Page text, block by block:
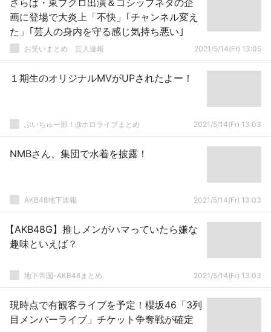
さらば・東ブクロ出演＆ゴシップネタの企
画に登場で大炎上「不快」｢チャンネル変え
た」｢芸人の身内を守る感じ気持ち悪い｣
お笑いまとめ 芸人速報 2021/5/14(Fr) 13:05
１期生のオリジナルMVがUPされたよー！
ぶいちゅー部！@ホロライブまとめ 2021/5/14(Fr) 13:03
NMBさん、集団で水着を披露！
AKB48地下速報 2021/5/14(Fr) 13:03
【AKB48G】推しメンがハマっていたら嫌な
趣味といえば？
地下帝国-AKB48まとめ 2021/5/14(Fr) 13:03
現時点で有観客ライブを予定！櫻坂46「3列
目メンバーライブ」チケット争奪戦が確定